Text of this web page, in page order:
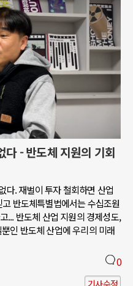
다 - 반도체 지원의 기회
다. 재벌이 투자 철회하면 산업
반도체특별법에서는 수십조원
... 반도체 산업 지원의 경제성도,
인 반도체 산업에 우리의 미래
0
기사수정